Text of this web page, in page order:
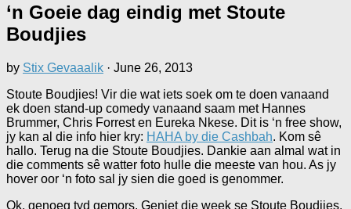
‘n Goeie dag eindig met Stoute
Boudjies
by Stix Gevaaalik · June 26, 2013
Stoute Boudjies! Vir die wat iets soek om te doen vanaand
ek doen stand-up comedy vanaand saam met Hannes
Brummer, Chris Forrest en Eureka Nkese. Dit is ‘n free show,
jy kan al die info hier kry: HAHA by die Cashbah. Kom sê
hallo. Terug na die Stoute Boudjies. Dankie aan almal wat in
die comments sê watter foto hulle die meeste van hou. As jy
hover oor ‘n foto sal jy sien die goed is genommer.
Ok, genoeg tyd gemors. Geniet die week se Stoute Boudjies.